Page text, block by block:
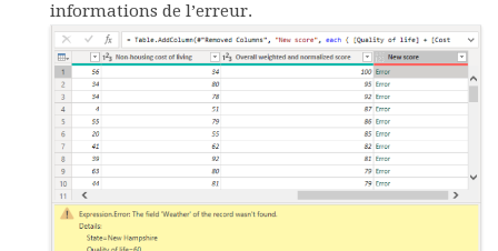
informations de l’erreur.